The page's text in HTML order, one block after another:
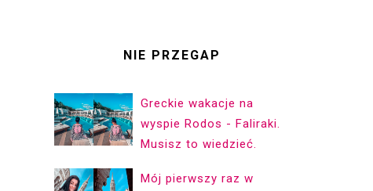
NIE PRZEGAP
Greckie wakacje na
wyspie Rodos - Faliraki.
Musisz to wiedzieć.
Mój pierwszy raz w